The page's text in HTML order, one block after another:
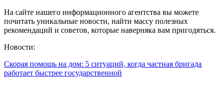
На сайте нашего информационного агентства вы можете
почитать уникальные новости, найти массу полезных
рекомендаций и советов, которые наверняка вам пригодяться.
Новости:
Скорая помощь на дом: 5 ситуаций, когда частная бригада
работает быстрее государственной